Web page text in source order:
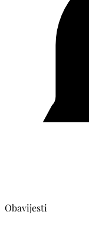
Obavijesti